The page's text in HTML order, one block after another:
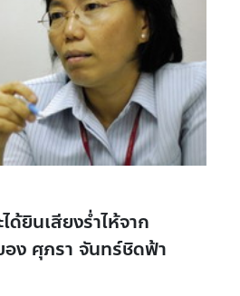
ด้ยินเสียงร่ำไห้จาก
อง ศุภรา จันทร์ชิดฟ้า